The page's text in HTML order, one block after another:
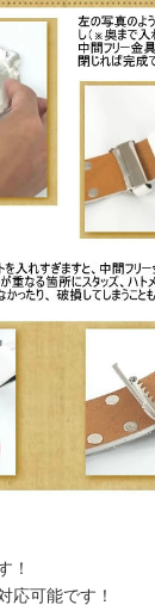
！
応可能です！